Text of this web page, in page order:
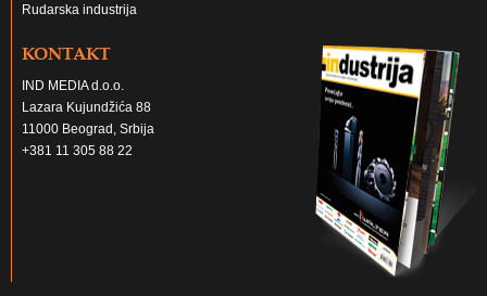
Rudarska industrija
KONTAKT
IND MEDIA d.o.o.
Lazara Kujundžića 88
11000 Beograd, Srbija
+381 11 305 88 22